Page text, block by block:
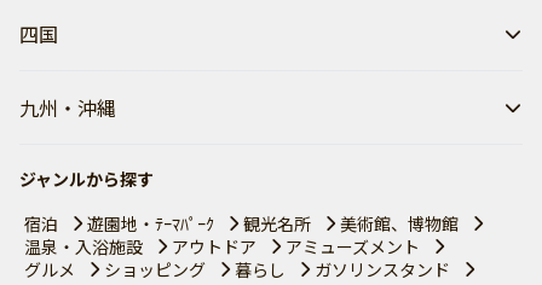
四国
九州・沖縄
ジャンルから探す
宿泊
遊園地・ﾃｰﾏﾊﾟｰｸ 観光名所
美術館、博物館
温泉・入浴施設
アウトドア
アミューズメント
グルメ
ショッピング 暮らし
ガソリンスタンド